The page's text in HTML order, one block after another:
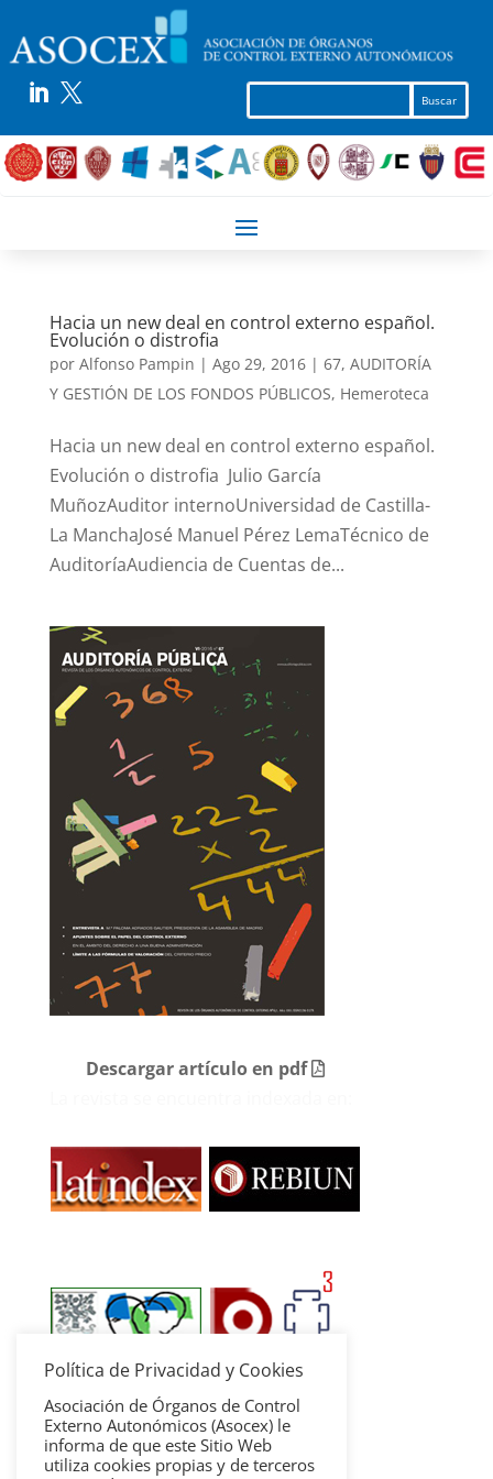
 
Hacia un new deal en control externo español.
Evolución o distrofia
por Alfonso Pampin | Ago 29, 2016| 67, AUDITORÍA
Y GESTIÓN DE LOS FONDOS PÚBLICOS, Hemeroteca
Hacia un new deal en control externo español.
Evolución o distrofia Julio García
MuñozAuditor internoUniversidad de Castilla-
La ManchaJosé Manuel Pérez LemaTécnico de
AuditoríaAudiencia de Cuentas de...
Descargar artículo en pdf
Política de Privacidad y Cookies
Asociación de Órganos de Control
Externo Autonómicos (Asocex) le
informa de que este Sitio Web
utiliza cookies propias y de terceros